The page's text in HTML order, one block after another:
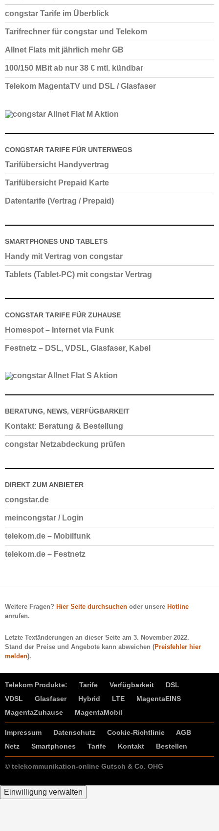
congstar Tarife im Überblick
Tarifrechner für congstar und Telekom
Allnet Flats mit jährlich mehr GB
100/150 MBit ab nur 38 € mtl. kündbar
Telekom MagentaTV und DSL / Glasfaser
CONGSTAR TARIFE FÜR UNTERWEGS
Tarifübersicht Handyvertrag
Tarifübersicht Prepaid Karte
Datentarife (Vertrag / Prepaid)
SMARTPHONES UND TABLETS
Handy mit Vertrag von congstar
Tablets (Tablet-PC) mit congstar Vertrag
CONGSTAR TARIFE FÜR ZUHAUSE
Homespot – Internet via Funk
Festnetz – DSL, VDSL, Glasfaser, Kabel
BERATUNG, NEWS, VERFÜGBARKEIT
Kontakt: Beratung & Bestellung
congstar Netzabdeckung prüfen
DIREKT ZUM ANBIETER
congstar.de
meincongstar / Login
telekom.de – Mobilfunk
telekom.de – Festnetz
Weitere Fragen? Hier Seite durchsuchen oder unsere Hotline
anrufen.
Letzte Textänderungen an dieser Seite am 3. November 2022.
Stand der Preise und Angebote kann abweichen (Preisfehler hier
melden).
Telekom Produkte: Tarife Verfügbarkeit
DSL
VDSL
Glasfaser Hybrid LTE
MagentaEINS
MagentaZuhause
MagentaMobil
Impressum Datenschutz Cookie-Richtlinie
AGB
Netz
Smartphones Tarife Kontakt Bestellen
© telekommunikation-online Gutsch & Co. OHG
Einwilligung verwalten